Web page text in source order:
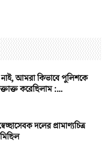
আমরা কিভাবে পুলিশকে
করেছিলাম :...
দলের প্রামাণ্যচিত্র